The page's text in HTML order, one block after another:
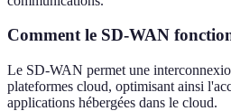
Comment le SD-WAN
Le SD-WAN permet une
plateformes cloud, optimisant ainsi
applications hébergées dans le cloud.